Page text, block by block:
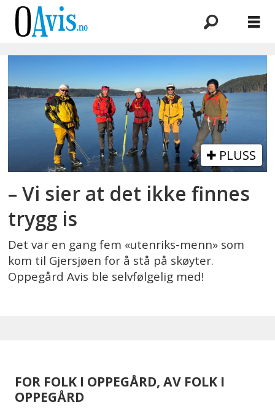
Emne:
turskøyting
PLUSS
– Vi sier at det ikke finnes
trygg is
Det var en gang fem «utenriks-menn» som
kom til Gjersjøen for å stå på skøyter.
Oppegård Avis ble selvfølgelig med!
FOR FOLK I OPPEGÅRD, AV FOLK I
OPPEGÅRD